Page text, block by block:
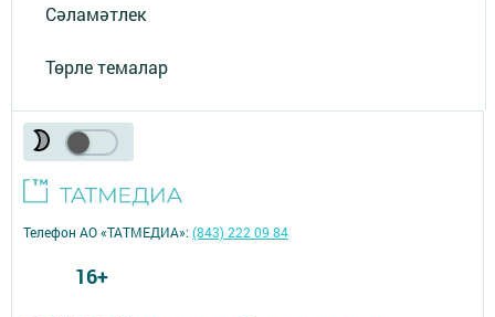
Сәламәтлек
Төрле темалар
Телефон АО «ТАТМЕДИА»:(843) 222 09 84
16+